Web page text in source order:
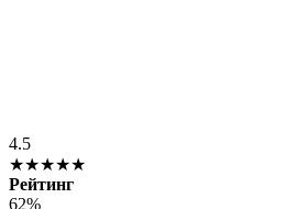
4.5
★★★★★
Рейтинг
62%